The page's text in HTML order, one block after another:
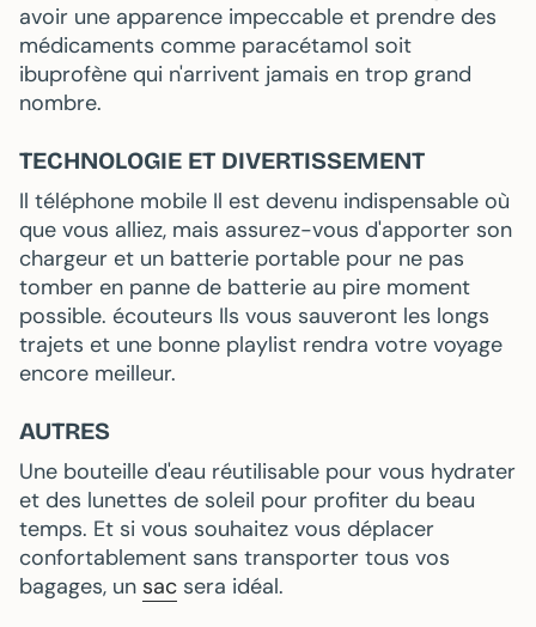
avoir une apparence impeccable et prendre des
médicaments comme paracétamol soit
ibuprofène qui n'arrivent jamais en trop grand
nombre.
TECHNOLOGIE ET DIVERTISSEMENT
Il téléphone mobile Il est devenu indispensable où
que vous alliez, mais assurez-vous d'apporter son
chargeur et un batterie portable pour ne pas
tomber en panne de batterie au pire moment
possible. écouteurs Ils vous sauveront les longs
trajets et une bonne playlist rendra votre voyage
encore meilleur.
AUTRES
Une bouteille d'eau réutilisable pour vous hydrater
et des lunettes de soleil pour profiter du beau
temps. Et si vous souhaitez vous déplacer
confortablement sans transporter tous vos
bagages, un sac sera idéal.